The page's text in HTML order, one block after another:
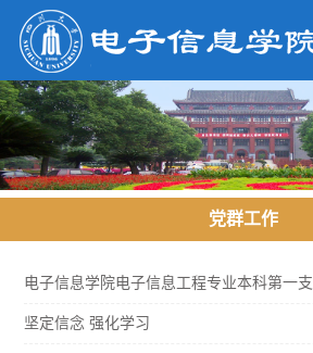
党群工作
坚定信念 强化学习